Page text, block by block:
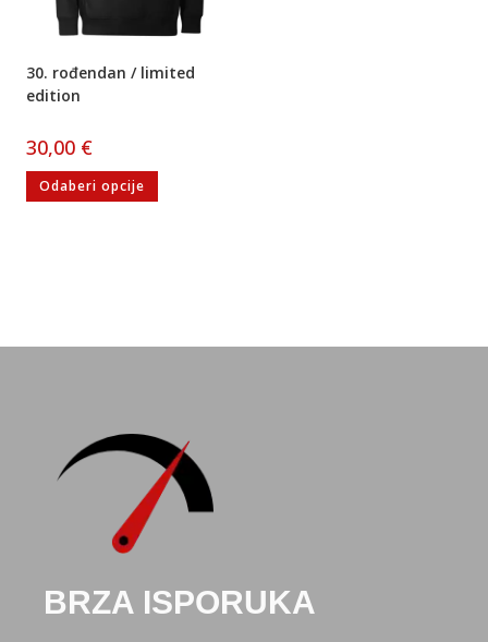
30. rođendan / limited
edition
30,00 €
Odaberi opcije
BRZA ISPORUKA